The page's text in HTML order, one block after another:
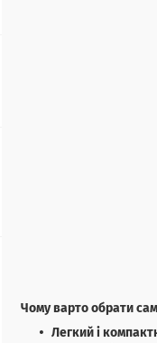
Чому варто обрати
Легкий і